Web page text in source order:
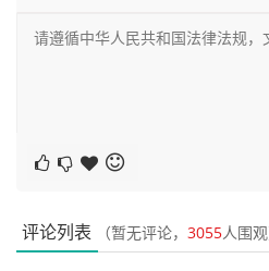
t/seatunnel}
export
export PATH=$HADOOP_HOME/
UNNEL_HOME/
评论列表 （暂无评论， 3055人围观